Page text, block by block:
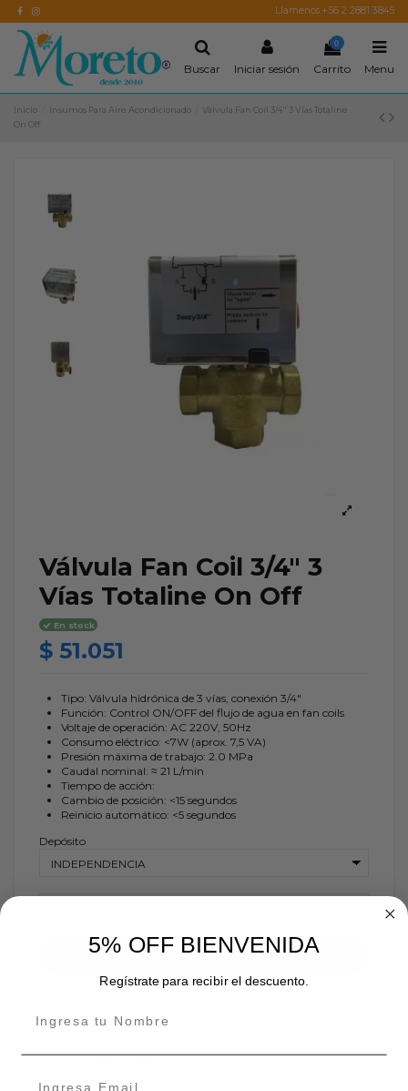
Llamenos +56 2 2881 3845
Buscar Iniciar sesión
0
Carrito Menu
Inicio Insumos Para Aire Acondicionado
Válvula Fan Coil 3/4" 3 Vías Totaline
On Off
Válvula Fan Coil 3/4" 3
Vías Totaline On Off
En stock
$ 51.051
Tipo: Válvula hidrónica de 3 vías, conexión 3/4"
Función: Control ON/OFF del flujo de agua en fan coils
Voltaje de operación: AC 220V, 50Hz
Consumo eléctrico: <7W (aprox. 7,5 VA)
Presión máxima de trabajo: 2.0 MPa
Caudal nominal: ≈ 21 L/min
Tiempo de acción:
Cambio de posición: <15 segundos
Reinicio automático: <5 segundos
Depósito
Añadir al carrito
Disponibilidad de tienda
INDEPENDENCIA
5% OFF BIENVENIDA
Regístrate para recibir el descuento.